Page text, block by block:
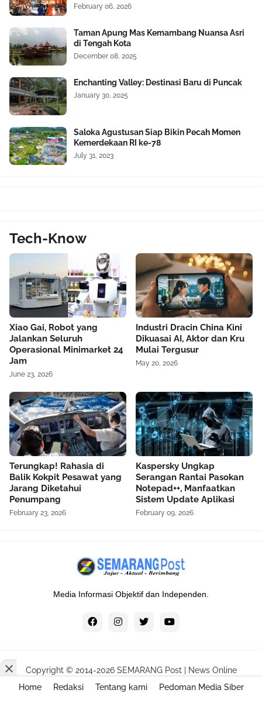
February 06, 2026
Taman Apung Mas Kemambang Nuansa Asri
di Tengah Kota
December 08, 2025
Enchanting Valley: Destinasi Baru di Puncak
January 30, 2025
Saloka Agustusan Siap Bikin Pecah Momen
Kemerdekaan RI ke-78
July 31, 2023
Tech-Know
Xiao Gai, Robot yang
Jalankan Seluruh
Operasional Minimarket 24
Jam
June 23, 2026
Industri Dracin China Kini
Dikuasai AI, Aktor dan Kru
Mulai Tergusur
May 20, 2026
Terungkap! Rahasia di
Balik Kokpit Pesawat yang
Jarang Diketahui
Penumpang
February 23, 2026
Kaspersky Ungkap
Serangan Rantai Pasokan
Notepad++, Manfaatkan
Sistem Update Aplikasi
February 09, 2026
Media Informasi Objektif dan Independen.
Copyright © 2014-2026 SEMARANG Post | News Online
Home
Redaksi Tentang kami Pedoman Media Siber